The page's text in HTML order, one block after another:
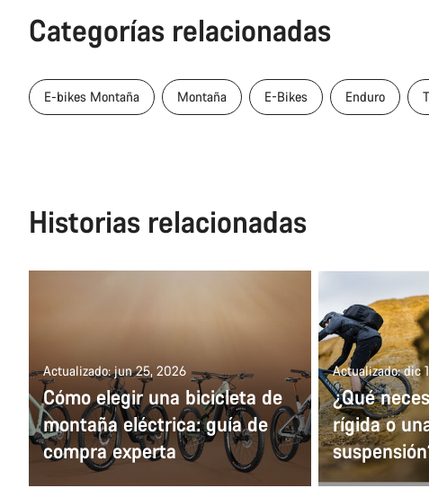
Categorías relacionadas
E-bikes Montaña Montaña E-Bikes Enduro
Historias relacionadas
Actualizado: jun 25, 2026
Cómo elegir una bicicleta de
montaña eléctrica: guía de
compra experta
Actualizado: dic
¿Qué
rígida o